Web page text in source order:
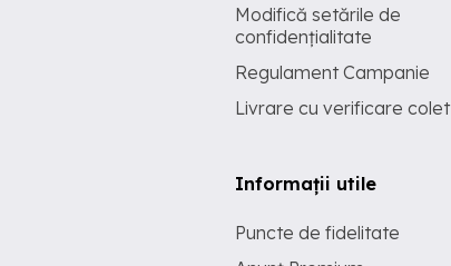
Modifică setările de
confidențialitate
Regulament Campanie
Livrare cu verificare colet
Informații utile
Puncte de fidelitate